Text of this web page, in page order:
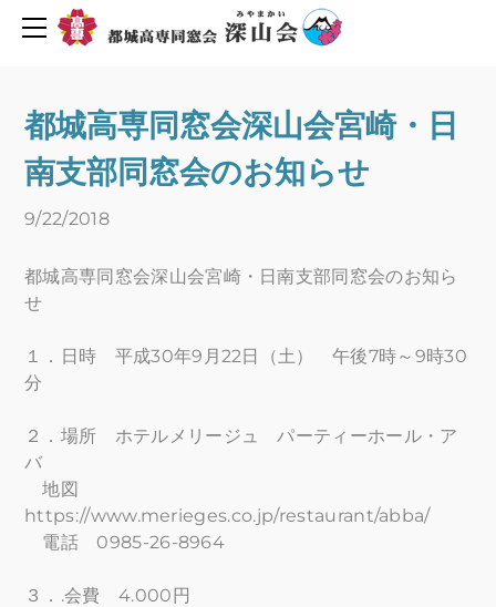
都城高専同窓会深山会宮崎・日
南支部同窓会のお知らせ
9/22/2018
都城高専同窓会深山会宮崎・日南支部同窓会のお知ら
せ
１．日時 平成30年9月22日（土） 午後7時～9時30
分
２．場所 ホテルメリージュ パーティーホール・ア
バ
地図
https://www.merieges.co.jp/restaurant/abba/
電話 0985-26-8964
３．.会費 4.000円
同窓会について
会則
組織図
会費・協力費のお願い
メーリングリスト登録
H30年度行事予定
H29年度行事予定
平成30年度深山会本部活動
活動予定
地元企業求人情報
お問い合わせ